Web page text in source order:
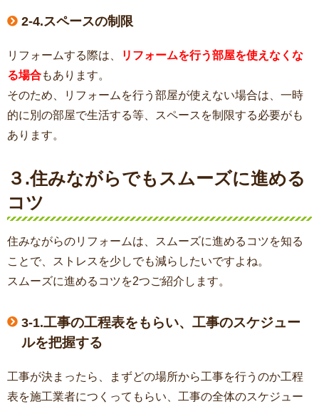
2-4.スペースの制限
リフォームする際は、 リフォームを行う部屋を使えなくな
る場合もあります。
そのため、リフォームを行う部屋が使えない場合は、一時
的に別の部屋で生活する等、スペースを制限する必要がも
あります。
３.住みながらでもスムーズに進める
コツ
住みながらのリフォームは、スムーズに進めるコツを知る
ことで、ストレスを少しでも減らしたいですよね。
スムーズに進めるコツを2つご紹介します。
3-1.工事の工程表をもらい、工事のスケジュー
ルを把握する
工事が決まったら、まずどの場所から工事を行うのか工程
表を施工業者につくってもらい、工事の全体のスケジュー